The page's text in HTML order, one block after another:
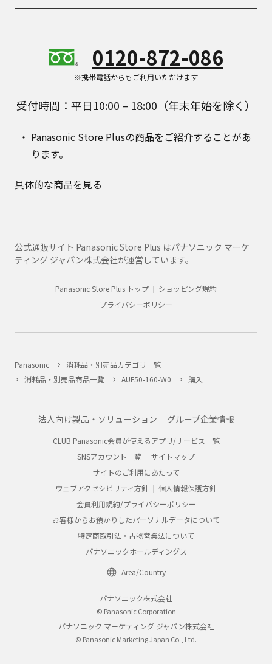
0120-872-086
※携帯電話からもご利用いただけます
受付時間：平日10:00 – 18:00（年末年始を除く）
Panasonic Store Plusの商品をご紹介することがあ
ります。
具体的な商品を見る
公式通販サイト Panasonic Store Plus はパナソニック マーケ
ティング ジャパン株式会社が運営しています。
Panasonic Store Plus トップ
ショッピング規約
プライバシーポリシー
Panasonic
消耗品・別売品カテゴリ一覧
消耗品・別売品商品一覧
AUF50-160-W0 購入
法人向け製品・ソリューション グループ企業情報
CLUB Panasonic会員が使えるアプリ/サービス一覧
SNSアカウント一覧
サイトマップ
サイトのご利用にあたって
ウェブアクセシビリティ方針
個人情報保護方針
会員利用規約/プライバシーポリシー
お客様からお預かりしたパーソナルデータについて
特定商取引法・古物営業法について
パナソニックホールディングス
Area/Country
パナソニック株式会社
© Panasonic Corporation
パナソニック マーケティング ジャパン株式会社
© Panasonic Marketing Japan Co., Ltd.